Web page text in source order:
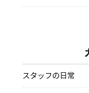
スタッフの日常